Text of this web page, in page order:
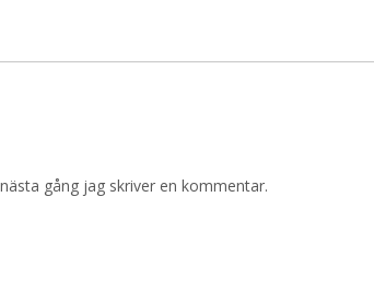
gång jag skriver en kommentar.